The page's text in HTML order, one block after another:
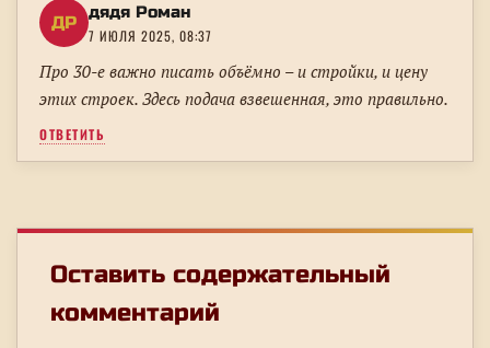
ДР дядя Роман
7 ИЮЛЯ 2025, 08:37
Про 30-е важно писать объёмно – и стройки, и цену
этих строек. Здесь подача взвешенная, это правильно.
ОТВЕТИТЬ
Оставить содержательный
комментарий